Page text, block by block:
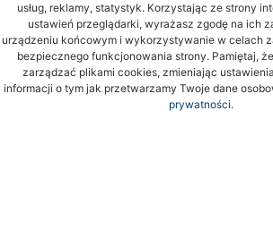
usług, reklamy, statystyk. Korzystając ze strony
ustawień przeglądarki, wyrażasz zgodę na ich
urządzeniu końcowym i wykorzystywanie w celach
bezpiecznego funkcjonowania strony. Pamiętaj,
zarządzać plikami cookies, zmieniając
informacji o tym jak przetwarzamy Twoje dane
prywatności.